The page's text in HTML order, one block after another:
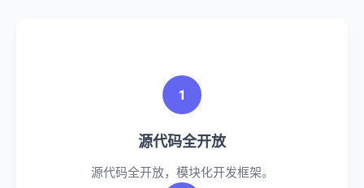
1
源代码全开放
源代码全开放，模块化开发框架。